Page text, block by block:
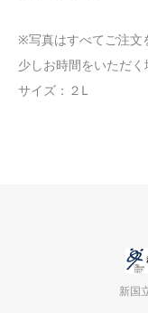
※写真はすべてご注文
少しお時間をいただく
サイズ：２L
新国